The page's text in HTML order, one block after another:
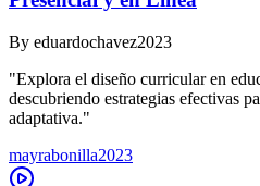
By eduardochavez2023
"Explora el diseño curricular en
descubriendo estrategias efectivas
adaptativa."
mayrabonilla2023